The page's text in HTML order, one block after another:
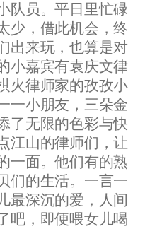
队员。平日里忙碌
少，借此机会，终
出来玩，也算是对
小嘉宾有袁庆文律
火律师家的孜孜小
一小朋友，三朵金
了无限的色彩与快
江山的律师们，让
一面。他们有的熟
们的生活。一言一
最深沉的爱，人间
吧，即便喂女儿喝